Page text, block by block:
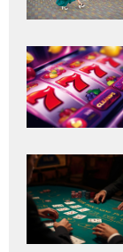
Adaugă
aici textul
pentru
subtitlu
Adaugă
aici textul
pentru
subtitlu